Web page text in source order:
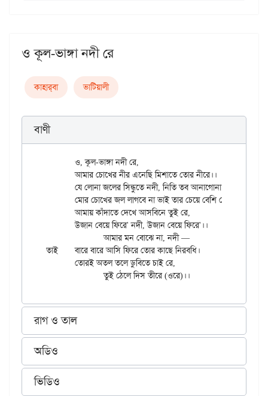
ও কূল-ভাঙ্গা নদী রে
কাহার্‌বা ভাটিয়ালী
বাণী
	আমার চোখের নীর এনেছি মিশাতে তোর নীরে।।
	আমায় কাঁদাতে দেখে আসবিনে তুই রে,
	উজান বেয়ে ফিরে' নদী, উজান বেয়ে ফিরে'।।
		আমার মন বোঝে না, নদী —
তাই	বারে বারে আসি ফিরে তোর কাছে নিরবধি।
রাগ ও তাল
অডিও
ভিডিও